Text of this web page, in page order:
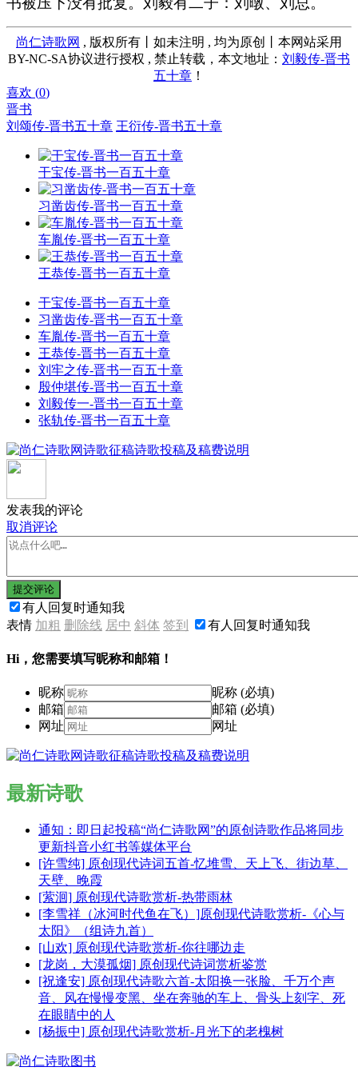
尚仁诗歌网 , 版权所有丨如未注明 , 均为原创丨本网站采用
BY-NC-SA协议进行授权 , 禁止转载，本文地址： 刘毅传-晋书
五十章 ！
喜欢 (0)
晋书
刘颂传-晋书五十章 王衍传-晋书五十章
干宝传-晋书一百五十章
习凿齿传-晋书一百五十章
车胤传-晋书一百五十章
王恭传-晋书一百五十章
干宝传-晋书一百五十章
习凿齿传-晋书一百五十章
车胤传-晋书一百五十章
王恭传-晋书一百五十章
刘牢之传-晋书一百五十章
殷仲堪传-晋书一百五十章
刘毅传一-晋书一百五十章
张轨传-晋书一百五十章
发表我的评论
取消评论
提交评论
有人回复时通知我
表情 加粗 删除线 居中 斜体 签到 有人回复时通知我
Hi，您需要填写昵称和邮箱！
昵称
昵称 (必填)
邮箱
邮箱 (必填)
网址
网址
最新诗歌
通知：即日起投稿“尚仁诗歌网”的原创诗歌作品将同步
更新抖音小红书等媒体平台
[许雪纯] 原创现代诗词五首-忆堆雪、天上飞、街边草、
天壁、晚霞
[萦洄] 原创现代诗歌赏析-热带雨林
[李雪祥（冰河时代鱼在飞）]原创现代诗歌赏析-《心与
太阳》（组诗九首）
[山欢] 原创现代诗歌赏析-你往哪边走
[龙岗，大漠孤烟] 原创现代诗词赏析鉴赏
[祝逢安] 原创现代诗歌六首-太阳换一张脸、千万个声
音、风在慢慢变黑、坐在奔驰的车上、骨头上刻字、死
在眼睛中的人
[杨振中] 原创现代诗歌赏析-月光下的老槐树